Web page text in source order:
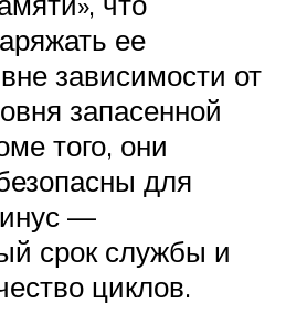
ее
зависимости от
запасенной
того, они
для
—
срок службы и
циклов.